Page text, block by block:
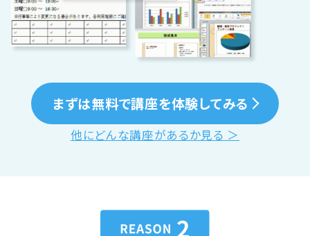
まずは無料で講座を体験してみる
他にどんな講座があるか見る ＞